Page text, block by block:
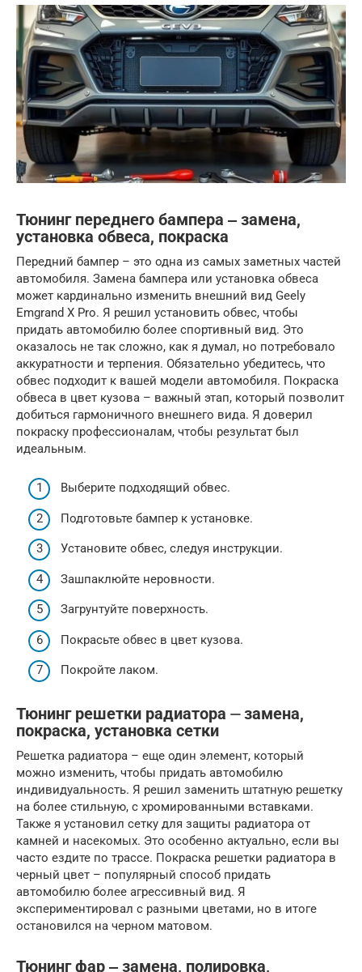
Тюнинг переднего бампера ‒ замена,
установка обвеса, покраска
Передний бампер – это одна из самых заметных частей
автомобиля. Замена бампера или установка обвеса
может кардинально изменить внешний вид Geely
Emgrand X Pro. Я решил установить обвес, чтобы
придать автомобилю более спортивный вид. Это
оказалось не так сложно, как я думал, но потребовало
аккуратности и терпения. Обязательно убедитесь, что
обвес подходит к вашей модели автомобиля. Покраска
обвеса в цвет кузова – важный этап, который позволит
добиться гармоничного внешнего вида. Я доверил
покраску профессионалам, чтобы результат был
идеальным.
Выберите подходящий обвес.
Подготовьте бампер к установке.
Установите обвес, следуя инструкции.
Зашпаклюйте неровности.
Загрунтуйте поверхность.
Покрасьте обвес в цвет кузова.
Покройте лаком.
Тюнинг решетки радиатора ⏤ замена,
покраска, установка сетки
Решетка радиатора – еще один элемент, который
можно изменить, чтобы придать автомобилю
индивидуальность. Я решил заменить штатную решетку
на более стильную, с хромированными вставками.
Также я установил сетку для защиты радиатора от
камней и насекомых. Это особенно актуально, если вы
часто ездите по трассе. Покраска решетки радиатора в
черный цвет – популярный способ придать
автомобилю более агрессивный вид. Я
экспериментировал с разными цветами, но в итоге
остановился на черном матовом.
Тюнинг фар ‒ замена, полировка,